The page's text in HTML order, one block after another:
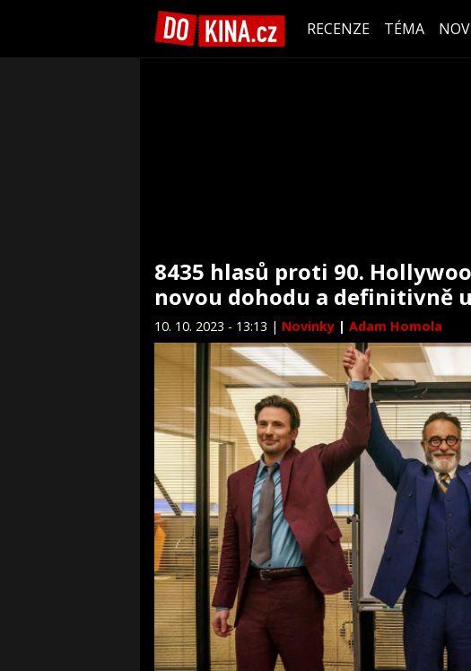
RECENZE TÉMA
8435 hlasů proti 90.
novou dohodu a definitivně
10. 10. 2023 - 13:13 | Novinky | Adam Homola